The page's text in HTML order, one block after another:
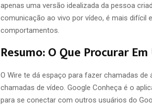
apenas uma versão idealizada da pessoa
comunicação ao vivo por vídeo, é mais difícil
comportamentos.
Resumo: O Que Procurar
O Wire te dá espaço para fazer chamadas
chamadas de vídeo. Google Conheça é o
para se conectar com outros usuários do